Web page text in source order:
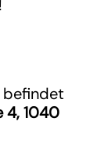
befindet
4, 1040